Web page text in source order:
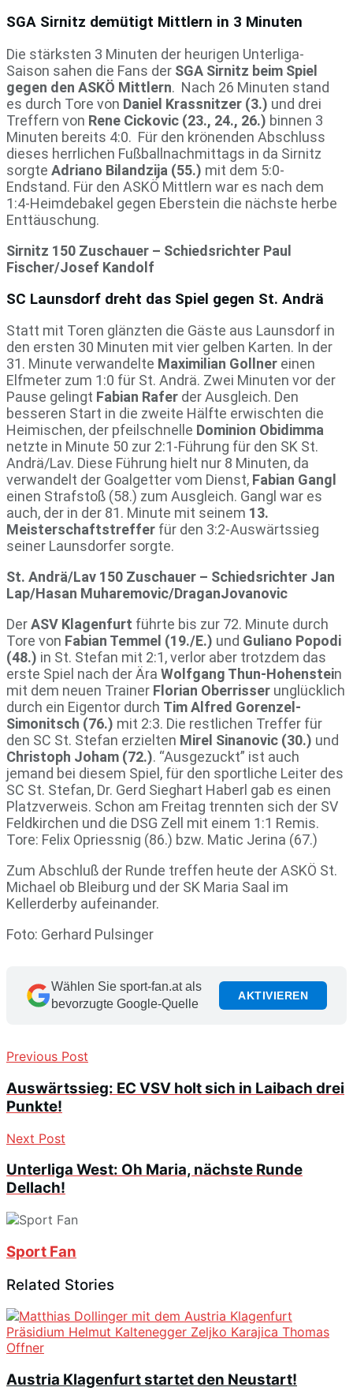
SGA Sirnitz demütigt Mittlern in 3 Minuten
Die stärksten 3 Minuten der heurigen Unterliga-
Saison sahen die Fans der SGA Sirnitz beim Spiel
gegen den ASKÖ Mittlern. Nach 26 Minuten stand
es durch Tore von Daniel Krassnitzer (3.) und drei
Treffern von Rene Cickovic (23., 24., 26.) binnen 3
Minuten bereits 4:0. Für den krönenden Abschluss
dieses herrlichen Fußballnachmittags in da Sirnitz
sorgte Adriano Bilandzija (55.) mit dem 5:0-
Endstand. Für den ASKÖ Mittlern war es nach dem
1:4-Heimdebakel gegen Eberstein die nächste herbe
Enttäuschung.
Sirnitz 150 Zuschauer – Schiedsrichter Paul
Fischer/Josef Kandolf
SC Launsdorf dreht das Spiel gegen St. Andrä
Statt mit Toren glänzten die Gäste aus Launsdorf in
den ersten 30 Minuten mit vier gelben Karten. In der
31. Minute verwandelte Maximilian Gollner einen
Elfmeter zum 1:0 für St. Andrä. Zwei Minuten vor der
Pause gelingt Fabian Rafer der Ausgleich. Den
besseren Start in die zweite Hälfte erwischten die
Heimischen, der pfeilschnelle Dominion Obidimma
netzte in Minute 50 zur 2:1-Führung für den SK St.
Andrä/Lav. Diese Führung hielt nur 8 Minuten, da
verwandelt der Goalgetter vom Dienst, Fabian Gangl
einen Strafstoß (58.) zum Ausgleich. Gangl war es
auch, der in der 81. Minute mit seinem 13.
Meisterschaftstreffer für den 3:2-Auswärtssieg
seiner Launsdorfer sorgte.
St. Andrä/Lav 150 Zuschauer – Schiedsrichter Jan
Lap/Hasan Muharemovic/DraganJovanovic
DerASV Klagenfurt führte bis zur 72. Minute durch
Tore von Fabian Temmel (19./E.) und Guliano Popodi
(48.) in St. Stefan mit 2:1, verlor aber trotzdem das
erste Spiel nach der Ära Wolfgang Thun-Hohenstein
mit dem neuen Trainer Florian Oberrisser unglücklich
durch ein Eigentor durch Tim Alfred Gorenzel-
Simonitsch (76.) mit 2:3. Die restlichen Treffer für
den SC St. Stefan erzielten Mirel Sinanovic (30.) und
Christoph Joham (72.). “Ausgezuckt” ist auch
jemand bei diesem Spiel, für den sportliche Leiter des
SC St. Stefan, Dr. Gerd Sieghart Haberl gab es einen
Platzverweis. Schon am Freitag trennten sich der SV
Feldkirchen und die DSG Zell mit einem 1:1 Remis.
Tore: Felix Opriessnig (86.) bzw. Matic Jerina (67.)
Zum Abschluß der Runde treffen heute der ASKÖ St.
Michael ob Bleiburg und der SK Maria Saal im
Kellerderby aufeinander.
Foto: Gerhard Pulsinger
Wählen Sie sport-fan.at als
bevorzugte Google-Quelle
AKTIVIEREN
Previous Post
Auswärtssieg: EC VSV holt sich in Laibach drei
Punkte!
Next Post
Unterliga West: Oh Maria, nächste Runde
Dellach!
Sport Fan
Related Stories
Austria Klagenfurt startet den Neustart!